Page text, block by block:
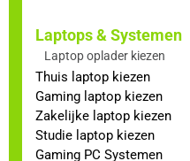
Laptops & Systemen
Laptop oplader kiezen
Thuis laptop kiezen
Gaming laptop kiezen
Zakelijke laptop kiezen
Studie laptop kiezen
Gaming PC Systemen